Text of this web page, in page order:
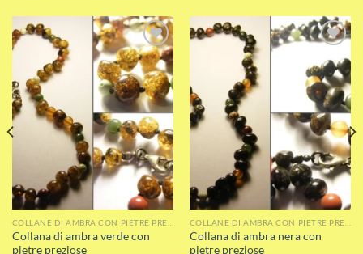
Add to wishlist
Collana di ambra verde con
pietre preziose
Add to wishlist
Collana di ambra nera con
pietre preziose